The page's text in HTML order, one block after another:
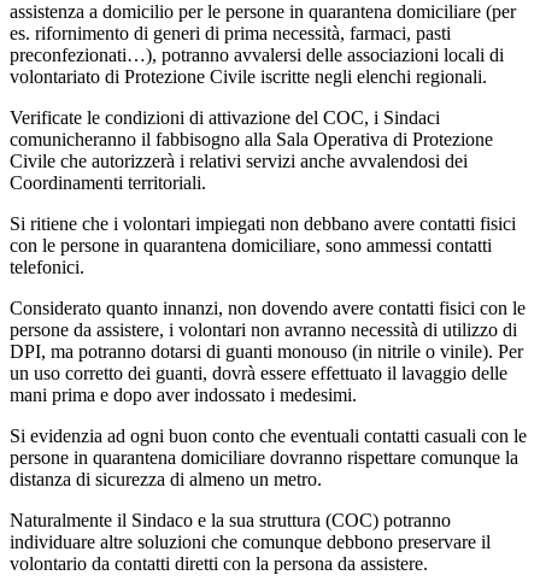
assistenza a domicilio per le persone in quarantena domiciliare (per
es. rifornimento di generi di prima necessità, farmaci, pasti
preconfezionati…), potranno avvalersi delle associazioni locali di
volontariato di Protezione Civile iscritte negli elenchi regionali.
Verificate le condizioni di attivazione del COC, i Sindaci
comunicheranno il fabbisogno alla Sala Operativa di Protezione
Civile che autorizzerà i relativi servizi anche avvalendosi dei
Coordinamenti territoriali.
Si ritiene che i volontari impiegati non debbano avere contatti fisici
con le persone in quarantena domiciliare, sono ammessi contatti
telefonici.
Considerato quanto innanzi, non dovendo avere contatti fisici con le
persone da assistere, i volontari non avranno necessità di utilizzo di
DPI, ma potranno dotarsi di guanti monouso (in nitrile o vinile). Per
un uso corretto dei guanti, dovrà essere effettuato il lavaggio delle
mani prima e dopo aver indossato i medesimi.
Si evidenzia ad ogni buon conto che eventuali contatti casuali con le
persone in quarantena domiciliare dovranno rispettare comunque la
distanza di sicurezza di almeno un metro.
Naturalmente il Sindaco e la sua struttura (COC) potranno
individuare altre soluzioni che comunque debbono preservare il
volontario da contatti diretti con la persona da assistere.